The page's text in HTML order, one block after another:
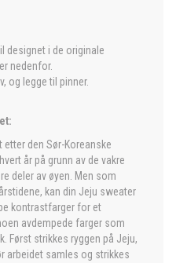
designet i de originale
nedenfor.
og legge til pinner.
den Sør-Koreanske
år på grunn av de vakre
deler av øyen. Men som
kan din Jeju sweater
kontrastfarger for et
avdempede farger som
Først strikkes ryggen på Jeju,
arbeidet samles og strikkes